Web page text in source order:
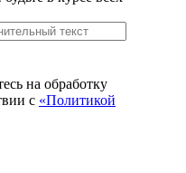
на обработку
с «Политикой